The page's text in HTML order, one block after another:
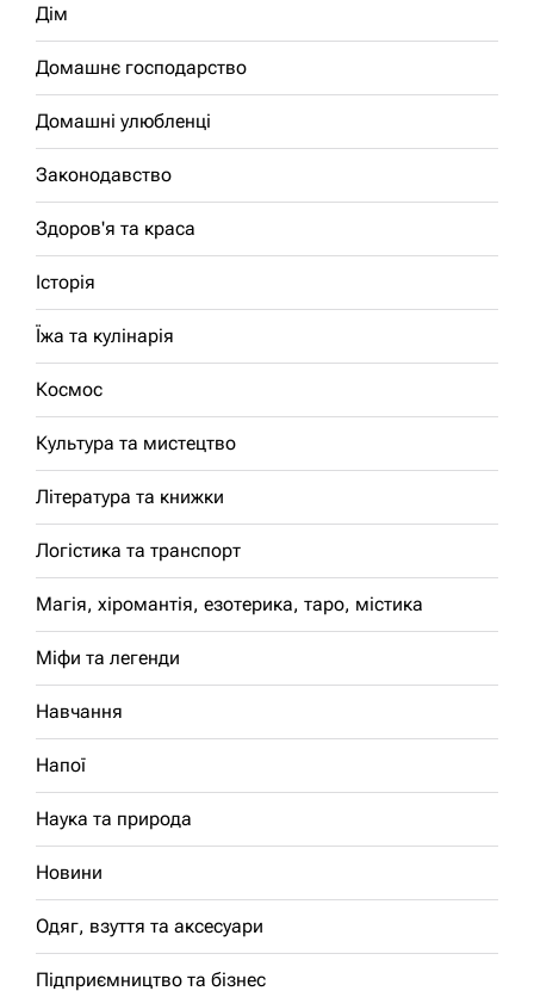
Дім
Домашнє господарство
Домашні улюбленці
Законодавство
Здоров'я та краса
Історія
Їжа та кулінарія
Космос
Культура та мистецтво
Література та книжки
Логістика та транспорт
Магія, хіромантія, езотерика, таро, містика
Міфи та легенди
Навчання
Напої
Наука та природа
Новини
Одяг, взуття та аксесуари
Підприємництво та бізнес